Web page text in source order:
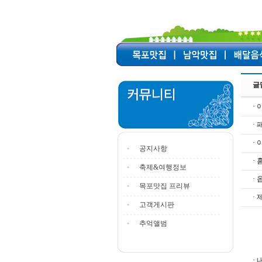
공지사항
축제&여행정보
목포맛집 프리뷰
고객게시판
추억앨범
글
·
·
·
·
·
·
·